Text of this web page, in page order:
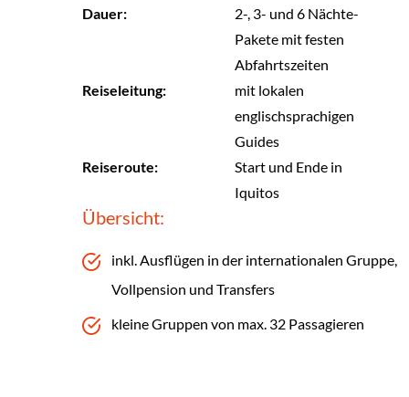
Dauer:
2-, 3- und 6 Nächte-
Pakete mit festen
Abfahrtszeiten
Reiseleitung:
mit lokalen
englischsprachigen
Guides
Reiseroute:
Start und Ende in
Iquitos
Übersicht:
inkl. Ausflügen in der internationalen Gruppe,
Vollpension und Transfers
kleine Gruppen von max. 32 Passagieren